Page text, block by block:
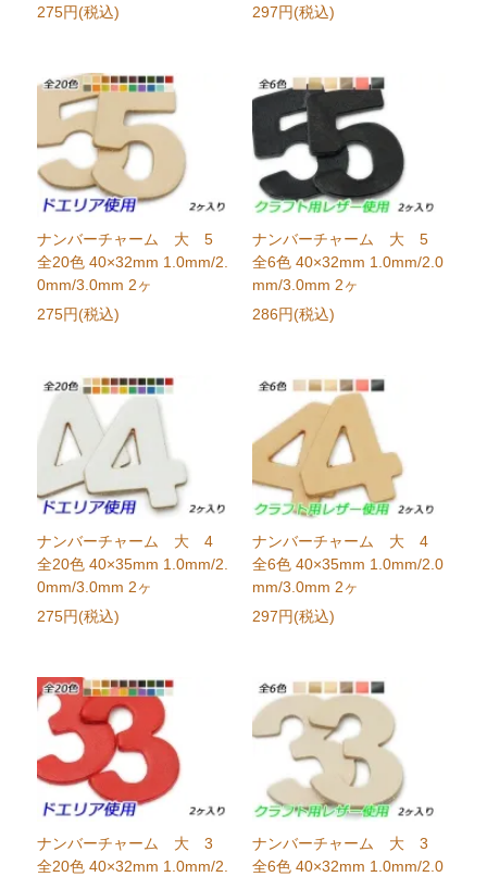
275円(税込) 297円(税込)
ナンバーチャーム 大 5
全20色 40×32mm 1.0mm/2.
0mm/3.0mm 2ヶ
275円(税込)
ナンバーチャーム 大 5
全6色 40×32mm 1.0mm/2.0
mm/3.0mm 2ヶ
286円(税込)
ナンバーチャーム 大 4
全20色 40×35mm 1.0mm/2.
0mm/3.0mm 2ヶ
275円(税込)
ナンバーチャーム 大 4
全6色 40×35mm 1.0mm/2.0
mm/3.0mm 2ヶ
297円(税込)
ナンバーチャーム 大 3
全20色 40×32mm 1.0mm/2.
ナンバーチャーム 大 3
全6色 40×32mm 1.0mm/2.0